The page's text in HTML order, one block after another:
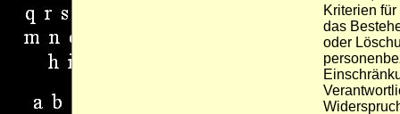
Kriterien
das
oder